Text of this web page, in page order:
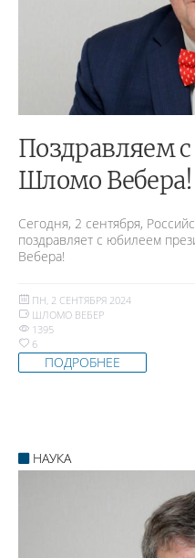
Поздравляем
Шломо Вебера!
Сегодня, 2 сентября,
поздравляет с юбилеем
Вебера!
ПН, 2 СЕНТЯБРЯ 2024
ШЛОМО ВЕБЕР
1395
6
ПОДРОБНЕЕ
НАУКА